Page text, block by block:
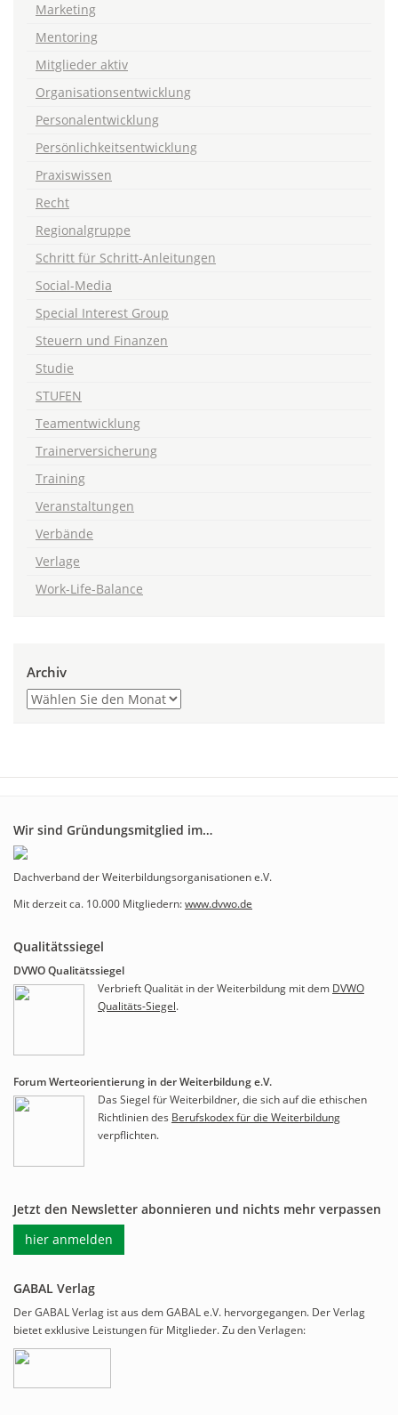
Marketing
Mentoring
Mitglieder aktiv
Organisationsentwicklung
Personalentwicklung
Persönlichkeitsentwicklung
Praxiswissen
Recht
Regionalgruppe
Schritt für Schritt-Anleitungen
Social-Media
Special Interest Group
Steuern und Finanzen
Studie
STUFEN
Teamentwicklung
Trainerversicherung
Training
Veranstaltungen
Verbände
Verlage
Work-Life-Balance
Archiv
Wir sind Gründungsmitglied im…
Dachverband der Weiterbildungsorganisationen e.V.
Mit derzeit ca. 10.000 Mitgliedern:www.dvwo.de
Qualitätssiegel
DVWO Qualitätssiegel
Verbrieft Qualität in der Weiterbildung mit dem DVWO
Qualitäts-Siegel.
Forum Werteorientierung in der Weiterbildung e.V.
Das Siegel für Weiterbildner, die sich auf die ethischen
Richtlinien des Berufskodex für die Weiterbildung
verpflichten.
Jetzt den Newsletter abonnieren und nichts mehr verpassen
hier anmelden
GABAL Verlag
Der GABAL Verlag ist aus dem GABAL e.V. hervorgegangen. Der Verlag
bietet exklusive Leistungen für Mitglieder. Zu den Verlagen: